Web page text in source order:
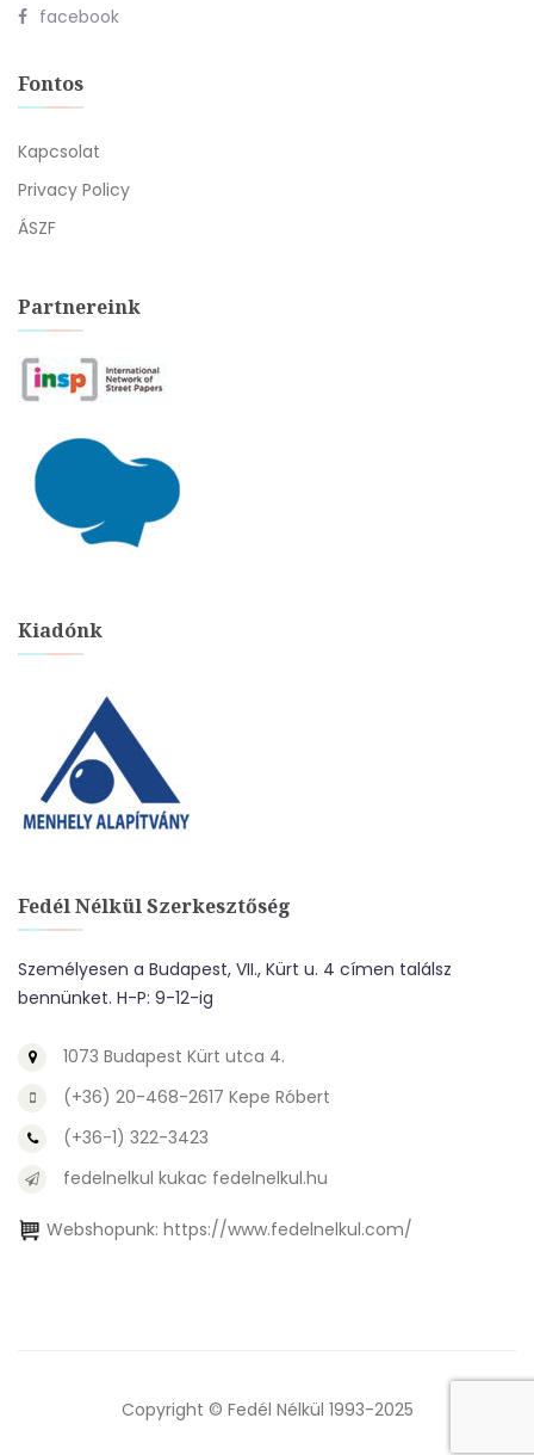
facebook
Fontos
Kapcsolat
Privacy Policy
ÁSZF
Partnereink
Kiadónk
Fedél Nélkül Szerkesztőség
Személyesen a Budapest, VII., Kürt u. 4 címen találsz
bennünket. H-P: 9-12-ig
1073 Budapest Kürt utca 4.
(+36) 20-468-2617 Kepe Róbert
(+36-1) 322-3423
fedelnelkul kukac fedelnelkul.hu
Webshopunk: https://www.fedelnelkul.com/
Copyright © Fedél Nélkül 1993-2025